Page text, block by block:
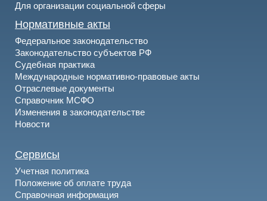
Для организации социальной сферы
Нормативные акты
Федеральное законодательство
Законодательство субъектов РФ
Судебная практика
Международные нормативно-правовые акты
Отраслевые документы
Справочник МСФО
Изменения в законодательстве
Новости
Сервисы
Учетная политика
Положение об оплате труда
Справочная информация